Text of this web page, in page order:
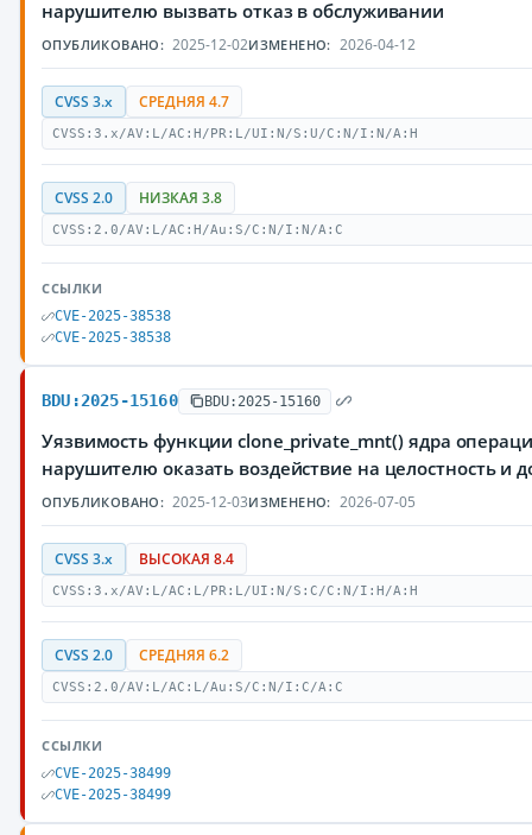
нарушителю вызвать отказ в обслуживании
ОПУБЛИКОВАНО: 2025-12-02ИЗМЕНЕНО: 2026-04-12
CVSS 3.x СРЕДНЯЯ 4.7
CVSS:3.x/AV:L/AC:H/PR:L/UI:N/S:U/C:N/I:N/A:H
CVSS 2.0 НИЗКАЯ 3.8
CVSS:2.0/AV:L/AC:H/Au:S/C:N/I:N/A:C
ССЫЛКИ
CVE-2025-38538
CVE-2025-38538
BDU:2025-15160 BDU:2025-15160
Уязвимость функции clone_private_mnt() ядра
нарушителю оказать воздействие на целостность
ОПУБЛИКОВАНО: 2025-12-03ИЗМЕНЕНО: 2026-07-05
CVSS 3.x ВЫСОКАЯ 8.4
CVSS:3.x/AV:L/AC:L/PR:L/UI:N/S:C/C:N/I:H/A:H
CVSS 2.0 СРЕДНЯЯ 6.2
CVSS:2.0/AV:L/AC:L/Au:S/C:N/I:C/A:C
ССЫЛКИ
CVE-2025-38499
CVE-2025-38499